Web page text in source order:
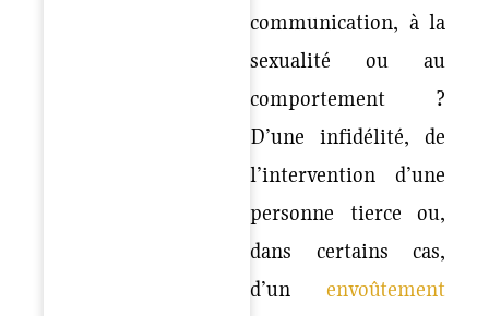
communication, à la
sexualité ou au
comportement ?
D’une infidélité, de
l’intervention d’une
personne tierce ou,
dans certains cas,
d’un envoûtement